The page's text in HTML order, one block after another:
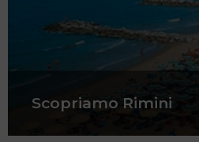
Scopriamo Rimini